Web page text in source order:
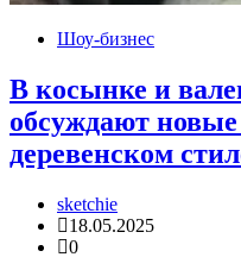
Шоу-бизнес
В косынке и
обсуждают
деревенском
sketchie
18.05.2025
0